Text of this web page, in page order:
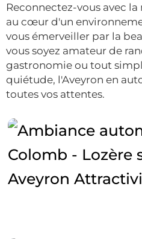
Reconnectez-vous avec
au cœur d'un
vous émerveiller par la
vous soyez amateur de
gastronomie ou tout
quiétude, l'Aveyron en
toutes vos attentes.